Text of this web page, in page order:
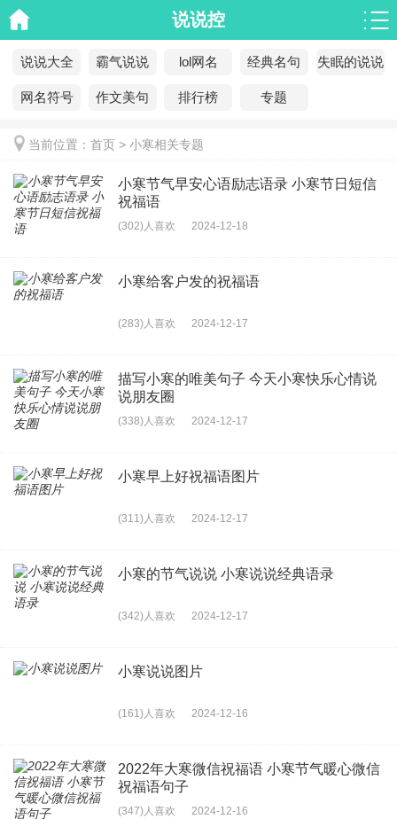
说说控
说说大全 霸气说说 lol网名 经典名句 失眠的说说
网名符号 作文美句 排行榜 专题
当前位置： 首页 > 小寒相关专题
小寒节气早安心语励志语录 小寒节日短信
祝福语
(302)人喜欢 2024-12-18
小寒给客户发的祝福语
(283)人喜欢 2024-12-17
描写小寒的唯美句子 今天小寒快乐心情说
说朋友圈
(338)人喜欢 2024-12-17
小寒早上好祝福语图片
(311)人喜欢 2024-12-17
小寒的节气说说 小寒说说经典语录
(342)人喜欢 2024-12-17
小寒说说图片
(161)人喜欢 2024-12-16
2022年大寒微信祝福语 小寒节气暖心微信
祝福语句子
(347)人喜欢 2024-12-16